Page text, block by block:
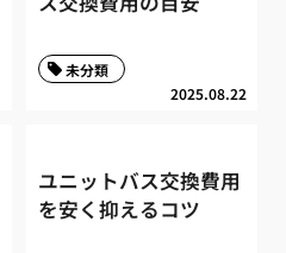
2025.08.22
未分類
ユニットバス交換費用
を安く抑えるコツ